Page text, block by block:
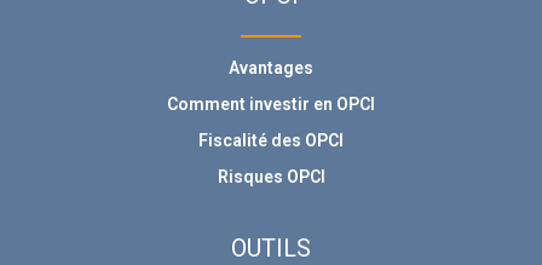
Avantages
Comment investir en OPCI
Fiscalité des OPCI
Risques OPCI
OUTILS